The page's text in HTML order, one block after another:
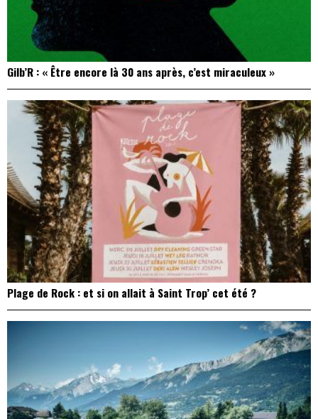
Gilb’R : « Être encore là 30 ans après, c’est miraculeux »
Plage de Rock : et si on allait à Saint Trop’ cet été ?